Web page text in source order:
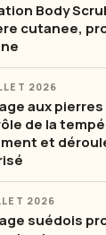
Body
cutanee,
2026
aux
de la
et
2026
suédois